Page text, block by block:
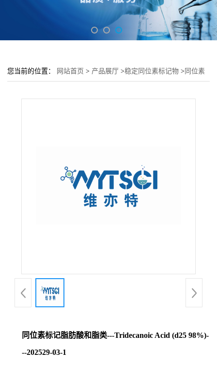
您当前的位置： 网站首页 > 产品展厅 >稳定同位素标记物 > 同位素
同位素标记脂肪酸和脂类---Tridecanoic Acid (d25 98%)-
--202529-03-1